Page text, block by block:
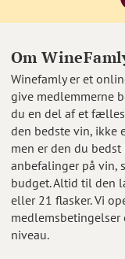
Om
Winefamly er et
give medlemmerne
du en del af et
den bedste vin, ikke
men er den du
anbefalinger på vin,
budget. Altid til den
eller 21 flasker. Vi
medlemsbetingelser
niveau.